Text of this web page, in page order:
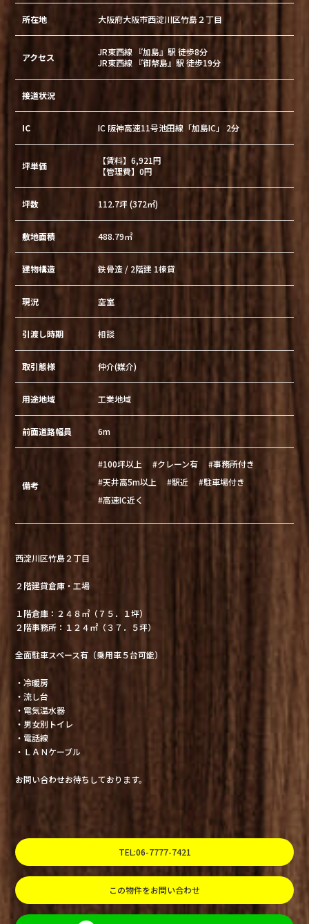
所在地 大阪府大阪市西淀川区竹島２丁目
アクセス
JR東西線 『加島』駅 徒歩8分
JR東西線 『御幣島』駅 徒歩19分
接道状況
IC IC 阪神高速11号池田線「加島IC」 2分
坪単価
【賃料】6,921円
【管理費】0円
坪数 112.7坪 (372㎡)
敷地面積 488.79㎡
建物構造 鉄骨造 / 2階建 1棟貸
現況 空室
引渡し時期 相談
取引態様 仲介(媒介)
用途地域 工業地域
前面道路幅員 6m
備考
#100坪以上 #クレーン有
#事務所付き
#天井高5m以上
#駅近
#駐車場付き
#高速IC近く
西淀川区竹島２丁目
２階建貸倉庫・工場
１階倉庫：２４８㎡（７５．１坪）
２階事務所：１２４㎡（３７．５坪）
全面駐車スペース有（乗用車５台可能）
・冷暖房
・流し台
・電気温水器
・男女別トイレ
・電話線
・ＬＡＮケーブル
お問い合わせお待ちしております。
TEL:06-7777-7421
この物件をお問い合わせ